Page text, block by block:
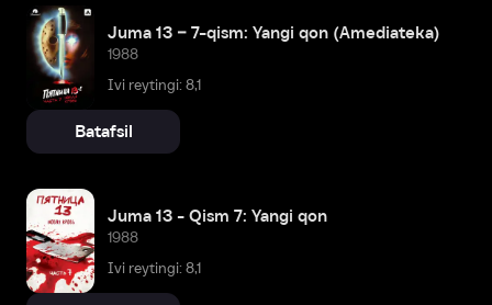
Juma 13 – 7-qism: Yangi qon (Amediateka)
1988
Ivi reytingi: 8,1
Batafsil
Juma 13 - Qism 7: Yangi qon
1988
Ivi reytingi: 8,1